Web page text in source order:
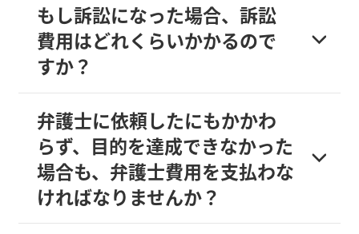
もし訴訟になった場合、訴訟
費用はどれくらいかかるので
すか？
弁護士に依頼したにもかかわ
らず、目的を達成できなかった
場合も、弁護士費用を支払わな
ければなりませんか？